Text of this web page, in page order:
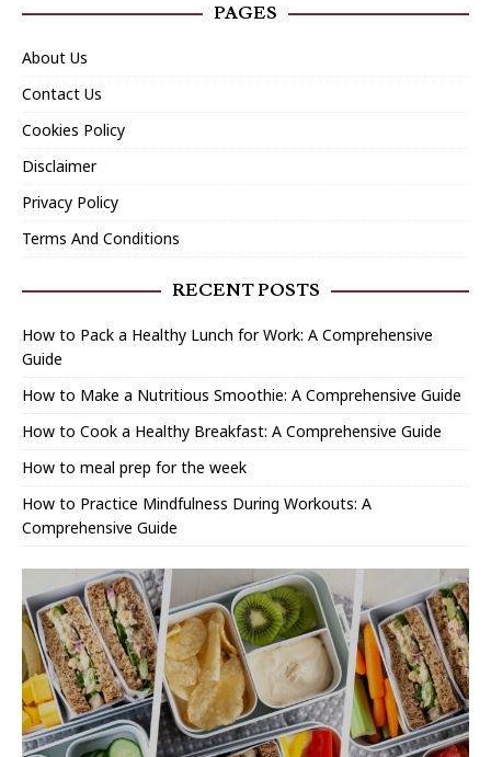
PAGES
About Us
Contact Us
Cookies Policy
Disclaimer
Privacy Policy
Terms And Conditions
RECENT POSTS
How to Pack a Healthy Lunch for Work: A Comprehensive
Guide
How to Make a Nutritious Smoothie: A Comprehensive Guide
How to Cook a Healthy Breakfast: A Comprehensive Guide
How to meal prep for the week
How to Practice Mindfulness During Workouts: A
Comprehensive Guide